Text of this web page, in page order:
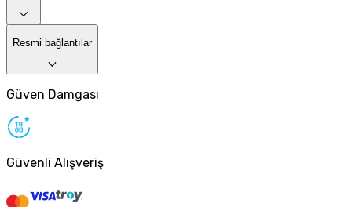
Resmi bağlantılar
Güven Damgası
Güvenli Alışveriş